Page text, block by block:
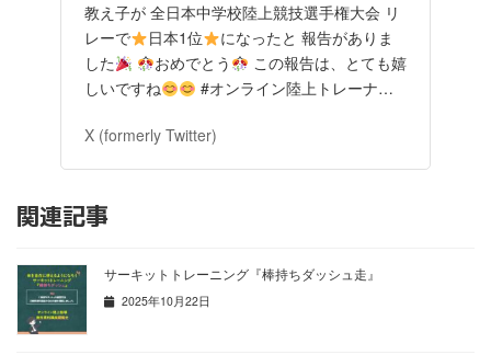
教え子が 全日本中学校陸上競技選手権大会 リ
レーで
日本1位
になったと 報告がありま
した
おめでとう
この報告は、とても嬉
しいですね
#オンライン陸上トレーナ…
X (formerly Twitter)
関連記事
サーキットトレーニング『棒持ちダッシュ走』
2025年10月22日